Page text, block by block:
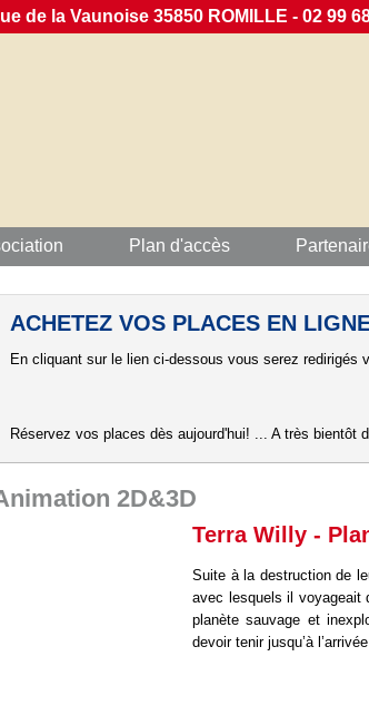
de la Vaunoise 35850 ROMILLE - 02 99
Plan d'accès
ACHETEZ VOS PLACES EN
En cliquant sur le lien ci-dessous vous serez redirigés
Réservez vos places dès aujourd'hui! ... A très bientôt
2D&3D
Terra Willy -
Suite à la destruction de
avec lesquels il voyageait
planète sauvage et
devoir tenir jusqu’à